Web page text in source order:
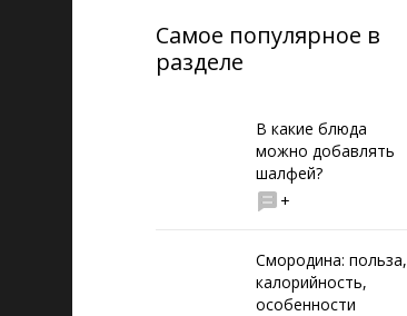
Самое популярное в
разделе
В какие блюда
можно добавлять
шалфей?
+
Смородина: польза,
калорийность,
особенности